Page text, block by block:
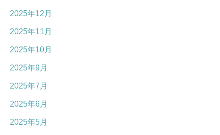
2025年12月
2025年11月
2025年10月
2025年9月
2025年7月
2025年6月
2025年5月